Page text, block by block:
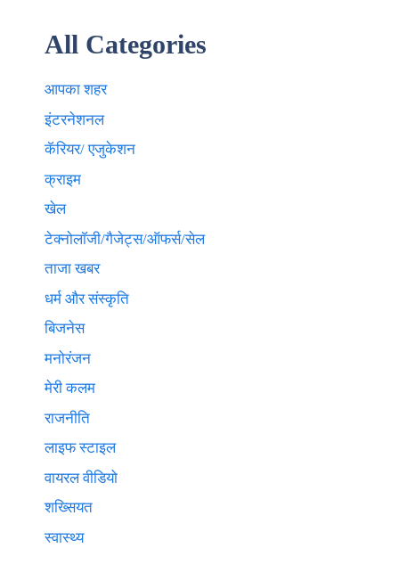
All Categories
आपका शहर
इंटरनेशनल
कॅरियर/ एजुकेशन
क्राइम
खेल
टेक्नाेलाॅजी/गैजेट्स/ऑफर्स/सेल
ताजा खबर
धर्म और संस्कृति
बिजनेस
मनोरंजन
मेरी कलम
राजनीति
लाइफ स्टाइल
वायरल वीडियो
शख्सियत
स्वास्थ्य